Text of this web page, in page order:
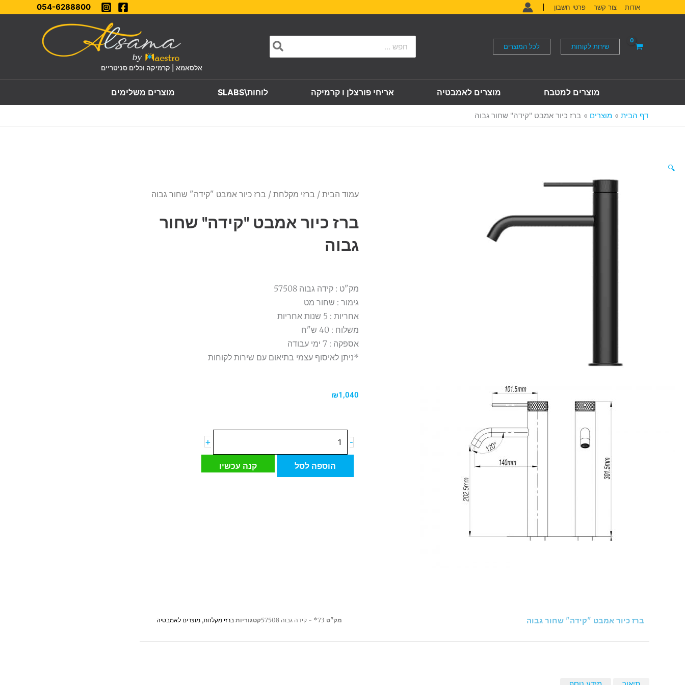
לתוכן
אודות צור קשר פרטי חשבון 054-6288800
שירות לקוחות לכל המוצרים
for:
אלסאמא | קרמיקה וכלים סניטריים
מוצרים למטבח מוצרים לאמבטיה אריחי פורצלן ו קרמיקה לוחות\SLABS מוצרים משלימים
דף הבית מוצרים ברז כיור אמבט "קידה" שחור גבוה
🔍
עמוד הבית / ברזי מקלחת / ברז כיור אמבט "קידה" שחור גבוה
ברז כיור אמבט "קידה" שחור
גבוה
מק"ט : קידה גבוה 57508
גימור : שחור מט
אחריות : 5 שנות אחריות
משלוח : 40 ש"ח
אספקה : 7 ימי עבודה
*ניתן לאיסוף עצמי בתיאום עם שירות לקוחות
₪1,040
-
של
+
הוספה לסל קנה עכשיו
ברז כיור אמבט "קידה" שחור גבוה מק"ט 73* - קידה גבוה 57508 קטגוריות ברזי מקלחת,מוצרים לאמבטיה